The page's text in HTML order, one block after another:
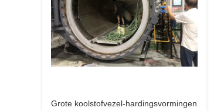
Grote koolstofvezel-hardingsvormingen